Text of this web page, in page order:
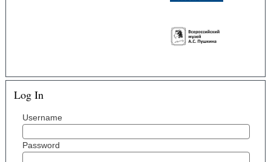
Log In
Username
Password